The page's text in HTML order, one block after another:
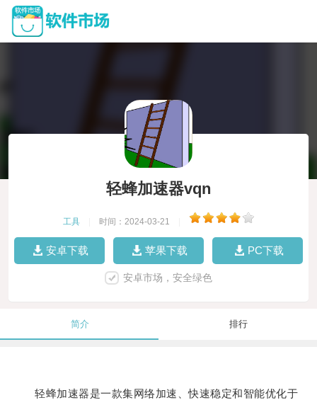
轻蜂加速器vqn
工具 时间：2024-03-21
安卓下载 苹果下载 PC下载
安卓市场，安全绿色
简介 排行
轻蜂加速器是一款集网络加速、快速稳定和智能优化于